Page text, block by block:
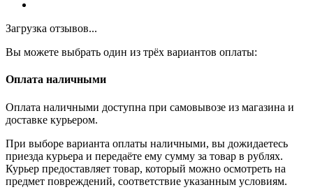
Загрузка отзывов...
Вы можете выбрать один из трёх вариантов оплаты:
Оплата наличными
Оплата наличными доступна при самовывозе из магазина и
доставке курьером.
При выборе варианта оплаты наличными, вы дожидаетесь
приезда курьера и передаёте ему сумму за товар в рублях.
Курьер предоставляет товар, который можно осмотреть на
предмет повреждений, соответствие указанным условиям.